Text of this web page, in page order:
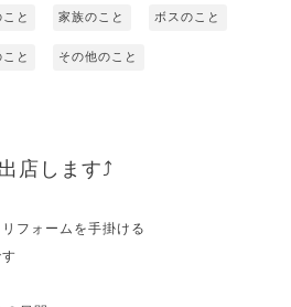
と 家族のこと ボスのこと
と その他のこと
店します⤴
フォームを手掛ける